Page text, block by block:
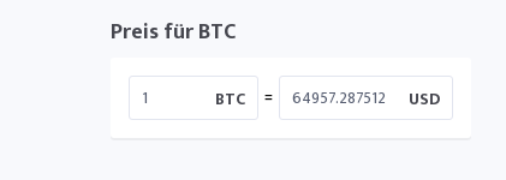
Preis für BTC
BTC = USD